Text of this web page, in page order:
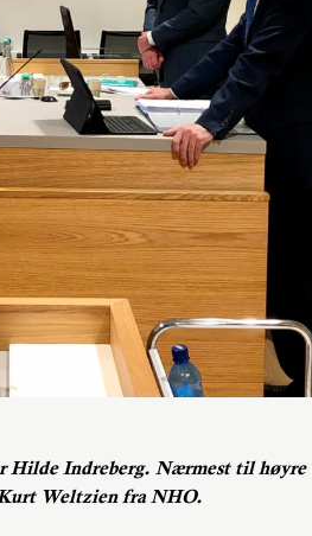
Hilde Indreberg. Nærmest til høyre
Weltzien fra NHO.